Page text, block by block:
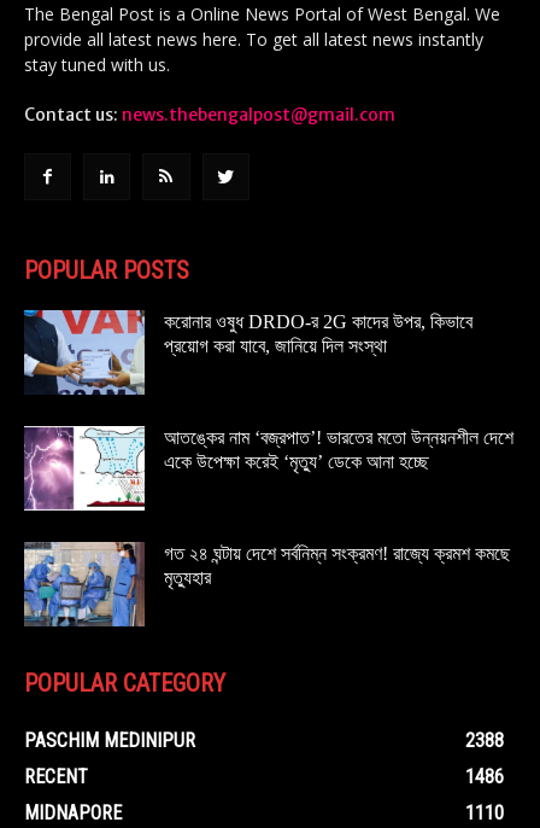
The Bengal Post is a Online News Portal of West Bengal. We
provide all latest news here. To get all latest news instantly
stay tuned with us.
Contact us: news.thebengalpost@gmail.com
POPULAR POSTS
করোনার ওষুধ DRDO-র 2G কাদের উপর, কিভাবে
প্রয়োগ করা যাবে, জানিয়ে দিল সংস্থা
আতঙ্কের নাম ‘বজ্রপাত’! ভারতের মতো উন্নয়নশীল দেশে
একে উপেক্ষা করেই ‘মৃত্যু’ ডেকে আনা হচ্ছে
গত ২৪ ঘন্টায় দেশে সর্বনিম্ন সংক্রমণ! রাজ্যে ক্রমশ কমছে
মৃত্যুহার
POPULAR CATEGORY
PASCHIM MEDINIPUR
2388
RECENT
1486
MIDNAPORE
1110